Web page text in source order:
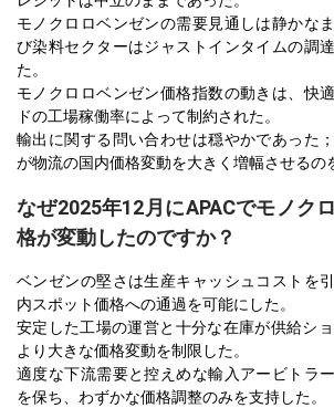
モノクロロベンゼンの需要見通しは静かな
び染料セクターはジャストインタイムの調
た。
モノクロロベンゼン価格指数の動きは、快
ドの工場稼働率によって制約された。
輸出に関する問い合わせは穏やかであった
が物流の国内価格変動を大きく増幅させるの
なぜ2025年12月にAPACでモノク
格が変動したのですか？
ベンゼンの堅さは生産キャッシュコストを
内スポット価格への通過を可能にした。
安定した工場の運営と十分な在庫が供給シ
より大きな価格変動を制限した。
適度な下流需要と控えめな輸入アービトラ
を保ち、わずかな価格調整のみを支持した。